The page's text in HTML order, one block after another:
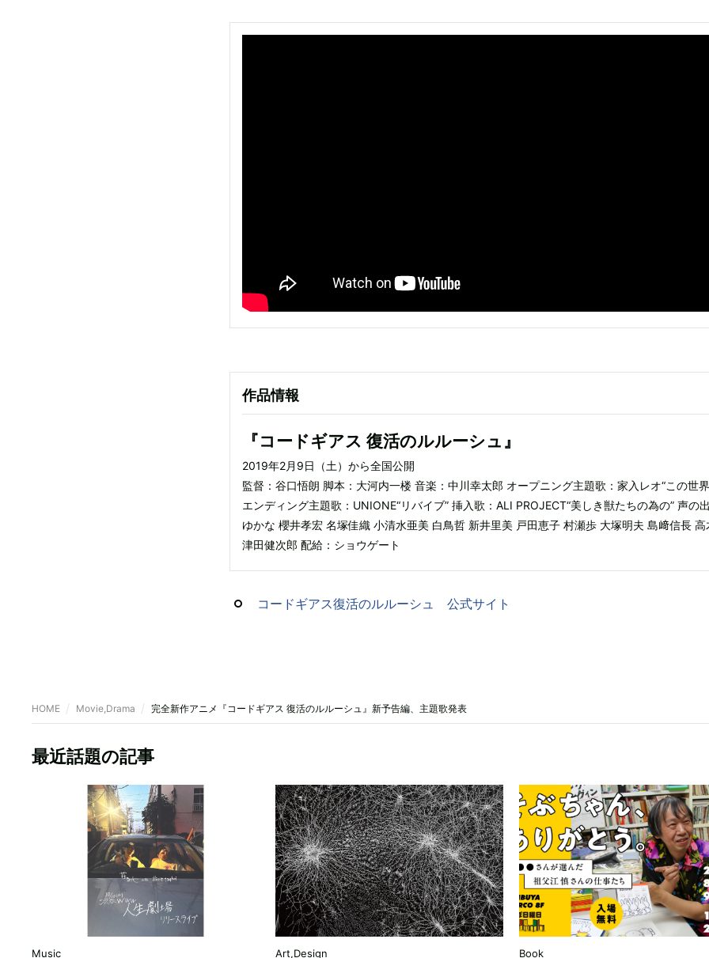
作品情報
『コードギアス 復活のルルーシュ』
2019年2月9日（土）から全国公開
監督：谷口悟朗 脚本：大河内一楼 音楽：中川幸太郎 オープニング主題歌：家入レオ“この世
エンディング主題歌：UNIONE“リバイブ” 挿入歌：ALI PROJECT“美しき獣たちの為の” 声の
ゆかな 櫻井孝宏 名塚佳織 小清水亜美 白鳥哲 新井里美 戸田恵子 村瀬歩 大塚明夫 島﨑信長 高
津田健次郎 配給：ショウゲート
コードギアス復活のルルーシュ 公式サイト
HOME Movie,Drama 完全新作アニメ『コードギアス 復活のルルーシュ』新予告編、主題歌発表
最近話題の記事
Music Art,Design Book